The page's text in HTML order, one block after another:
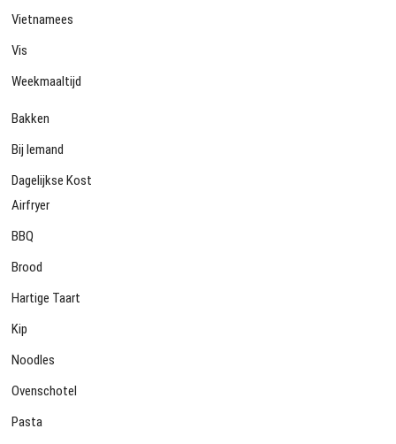
Vietnamees
Vis
Weekmaaltijd
Bakken
Bij Iemand
Dagelijkse Kost
Airfryer
BBQ
Brood
Hartige Taart
Kip
Noodles
Ovenschotel
Pasta